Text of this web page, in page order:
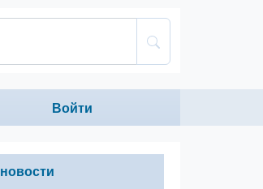
Anonumous menu
Войти
новости